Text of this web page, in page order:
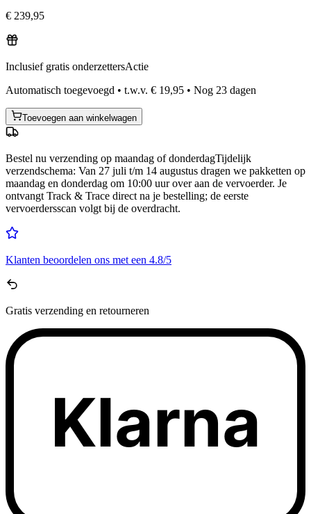
€ 239,95
Inclusief gratis onderzettersActie
Automatisch toegevoegd • t.w.v. € 19,95 • Nog 23 dagen
Toevoegen aan winkelwagen
Bestel nu verzending op maandag of donderdagTijdelijk
verzendschema: Van 27 juli t/m 14 augustus dragen we pakketten op
maandag en donderdag om 10:00 uur over aan de vervoerder. Je
ontvangt Track & Trace direct na je bestelling; de eerste
vervoerdersscan volgt bij de overdracht.
Klanten beoordelen ons met een 4.8/5
Gratis verzending en retourneren
Klarna